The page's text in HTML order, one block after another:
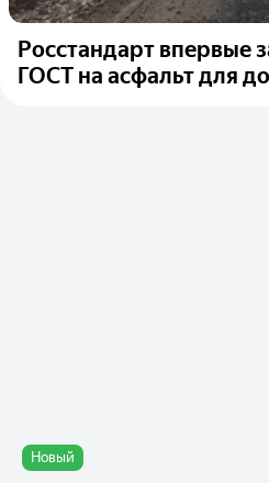
Росстандарт впервые
ГОСТ на асфальт для
Новый